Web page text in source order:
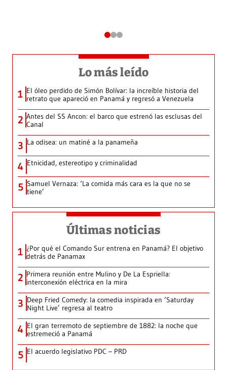
Lo más leído
1 El óleo perdido de Simón Bolívar: la increíble historia del
retrato que apareció en Panamá y regresó a Venezuela
2 Antes del SS Ancon: el barco que estrenó las esclusas del
Canal
3 La odisea: un matiné a la panameña
4 Etnicidad, estereotipo y criminalidad
5 Samuel Vernaza: ‘La comida más cara es la que no se
tiene’
Últimas noticias
1 ¿Por qué el Comando Sur entrena en Panamá? El objetivo
detrás de Panamax
2 Primera reunión entre Mulino y De La Espriella:
interconexión eléctrica en la mira
3 Deep Fried Comedy: la comedia inspirada en ‘Saturday
Night Live’ regresa al teatro
4 El gran terremoto de septiembre de 1882: la noche que
estremeció a Panamá
5 El acuerdo legislativo PDC – PRD